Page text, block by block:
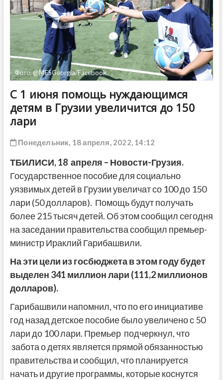
Фото: @MESGeorgia/Facebook
С 1 июня помощь нуждающимся
детям в Грузии увеличится до 150
лари
Понедельник, 18 апреля, 2022, 14:12
ТБИЛИСИ, 18 апреля – Новости-Грузия.
Государственное пособие для социально
уязвимых детей в Грузии увеличат со 100 до 150
лари (50 долларов). Помощь будут получать
более 215 тысяч детей. Об этом сообщил сегодня
на заседании правительства сообщил премьер-
министр Ираклий Гарибашвили.
На эти цели из госбюджета в этом году будет
выделен 341 миллион лари (111,2 миллионов
долларов).
Гарибашвили напомнил, что по его инициативе
год назад детское пособие было увеличено с 50
лари до 100 лари. Премьер подчеркнул, что
забота о детях является прямой обязанностью
правительства и сообщил, что планируется
начать и другие программы, которые коснутся